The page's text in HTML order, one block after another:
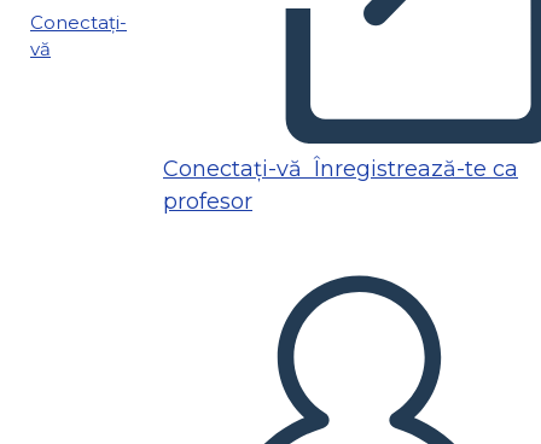
Conectați-
vă
Conectați-vă Înregistrează-te ca
profesor